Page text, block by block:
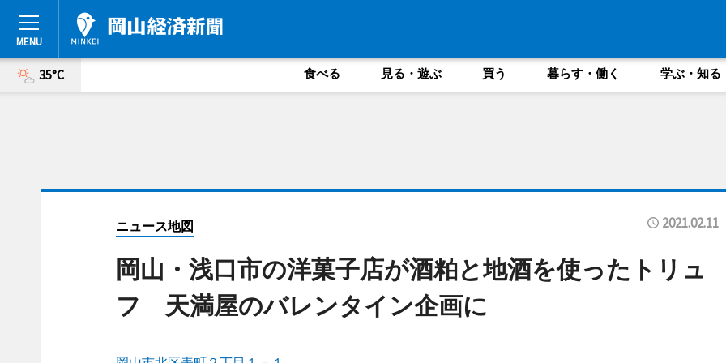
35°C 食べる 見る・遊ぶ 買う 暮らす・働く 学ぶ・知る
ニュース地図 2021.02.11
岡山・浅口市の洋菓子店が酒粕と地酒を使ったトリュ
フ 天満屋のバレンタイン企画に